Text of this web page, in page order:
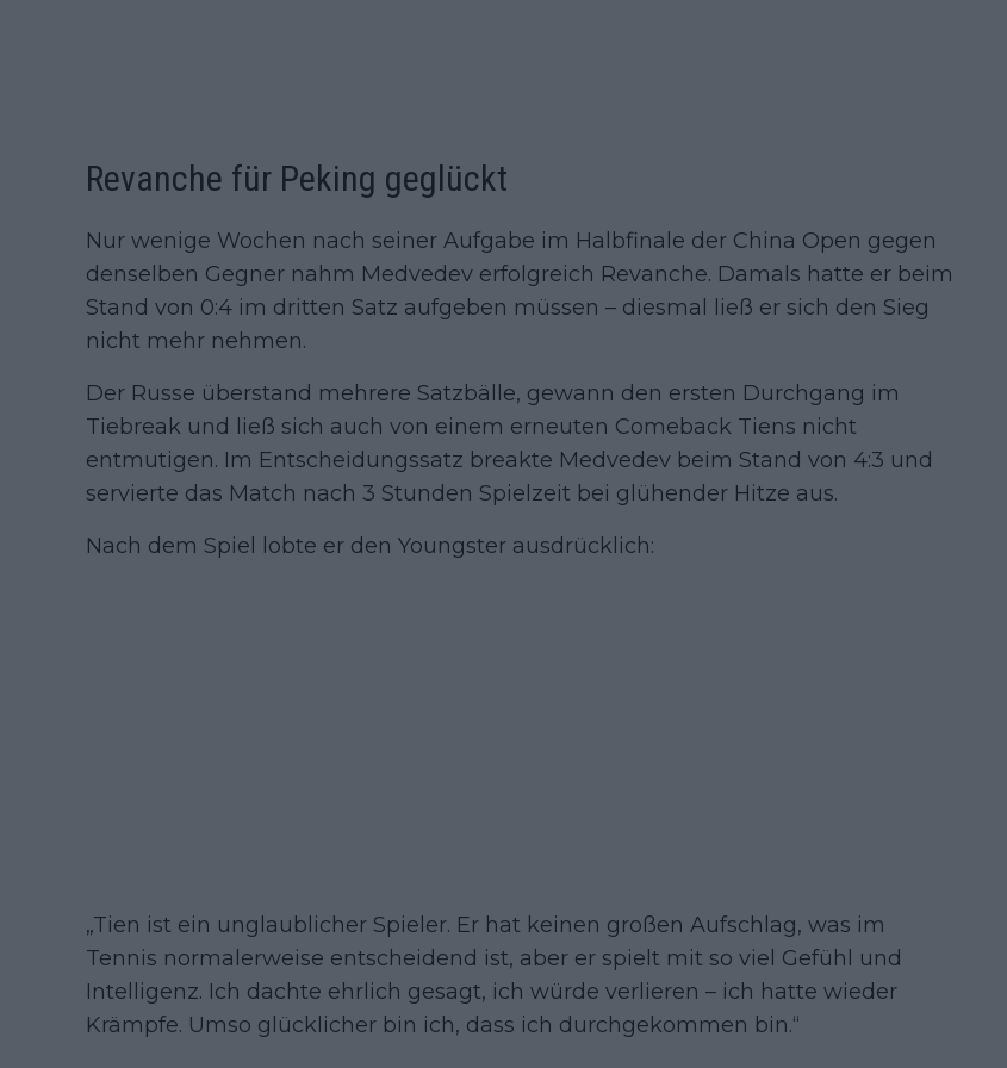
Revanche für Peking geglückt
Nur wenige Wochen nach seiner Aufgabe im Halbfinale der China Open gegen
denselben Gegner nahm Medvedev erfolgreich Revanche. Damals hatte er beim
Stand von 0:4 im dritten Satz aufgeben müssen – diesmal ließ er sich den Sieg
nicht mehr nehmen.
Der Russe überstand mehrere Satzbälle, gewann den ersten Durchgang im
Tiebreak und ließ sich auch von einem erneuten Comeback Tiens nicht
entmutigen. Im Entscheidungssatz breakte Medvedev beim Stand von 4:3 und
servierte das Match nach 3 Stunden Spielzeit bei glühender Hitze aus.
Nach dem Spiel lobte er den Youngster ausdrücklich:
„Tien ist ein unglaublicher Spieler. Er hat keinen großen Aufschlag, was im
Tennis normalerweise entscheidend ist, aber er spielt mit so viel Gefühl und
Intelligenz. Ich dachte ehrlich gesagt, ich würde verlieren – ich hatte wieder
Krämpfe. Umso glücklicher bin ich, dass ich durchgekommen bin.“